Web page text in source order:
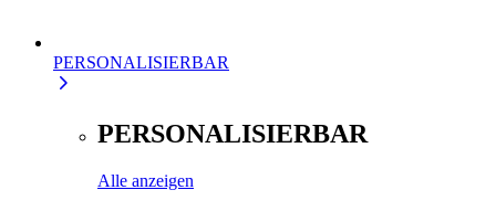
PERSONALISIERBAR
PERSONALISIERBAR
Alle anzeigen